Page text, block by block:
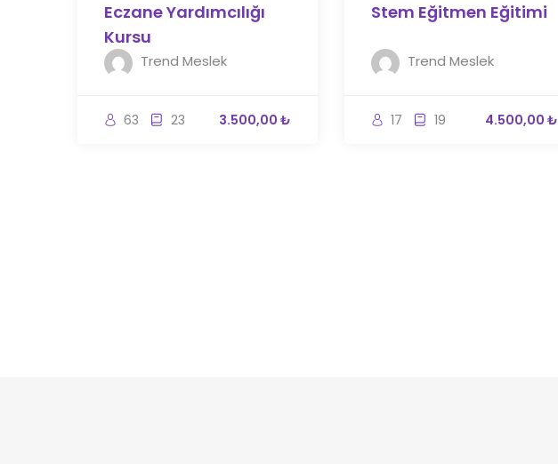
Eczane Yardımcılığı
Kursu
Trend Meslek
63 23 3.500,00 ₺
Stem Eğitmen Eğitimi
Trend Meslek
17 19 4.500,00 ₺